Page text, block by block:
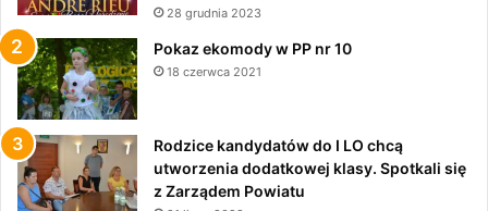
28 grudnia 2023
Pokaz ekomody w PP nr 10
18 czerwca 2021
Rodzice kandydatów do I LO chcą
utworzenia dodatkowej klasy. Spotkali się
z Zarządem Powiatu